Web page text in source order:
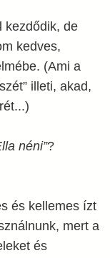
kezdődik, de
kedves,
(Ami a
illeti, akad,
néni”?
és kellemes ízt
mert a
és